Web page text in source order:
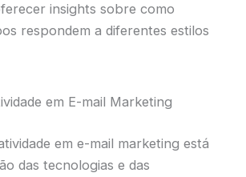
insights sobre como
respondem a diferentes estilos
em E-mail Marketing
em e-mail marketing está
das tecnologias e das